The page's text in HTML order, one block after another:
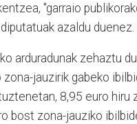
"garraio
azaldu duenez.
arduradunak zehaztu
zona-jauzirik gabeko
8,95 euro hiru
bost zona-jauziko